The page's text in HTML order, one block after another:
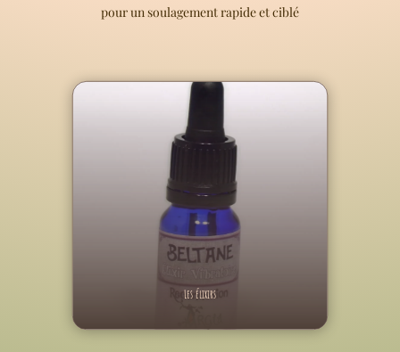
pour un soulagement rapide et ciblé
Les élixirs